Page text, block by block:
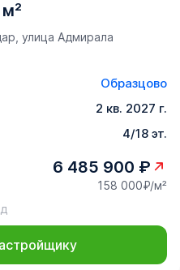
улица Адмирала
Образцово
2 кв. 2027 г.
4/18 эт.
6 485 900 ₽
158 000₽/м²